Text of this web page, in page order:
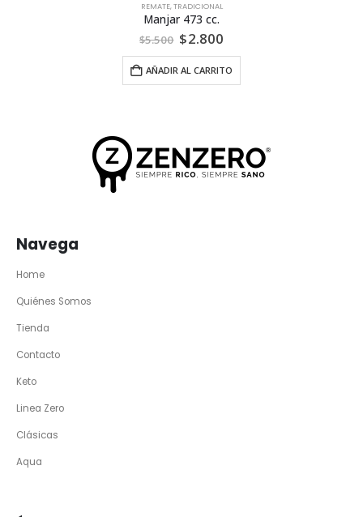
REMATE,TRADICIONAL
Manjar 473 cc.
$5.500 El
precio
original
era:
$5.500.
$2.800El
actual
es:
$2.800.
AÑADIR AL CARRITO
Navega
Home
Quiénes Somos
Tienda
Contacto
Keto
Linea Zero
Clásicas
Aqua